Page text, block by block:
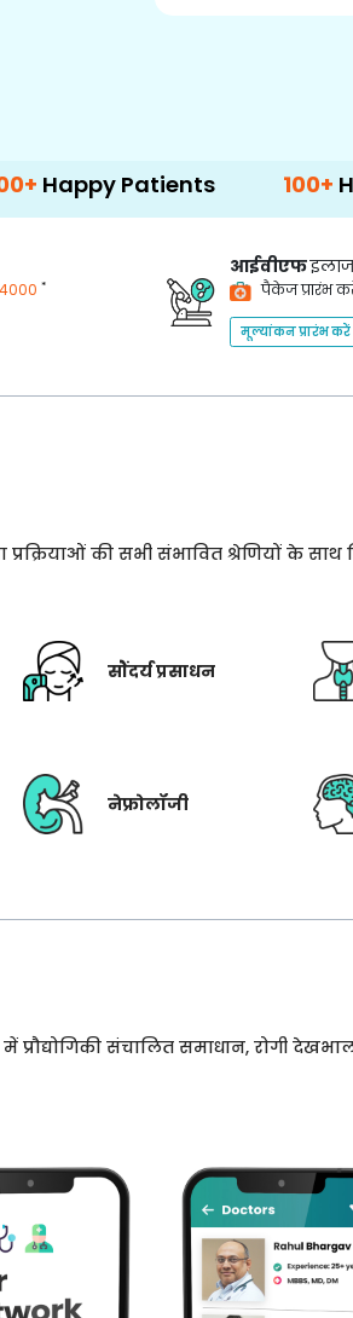
Patients 100+ Hospitals
*
आईवीएफइलाज
पैकेज प्रारंभ
मूल्यांकन प्रारंभ करें
की सभी संभावित श्रेणियों के साथ
सौंदर्य प्रसाधन
नेफ्रोलॉजी
संचालित समाधान, रोगी